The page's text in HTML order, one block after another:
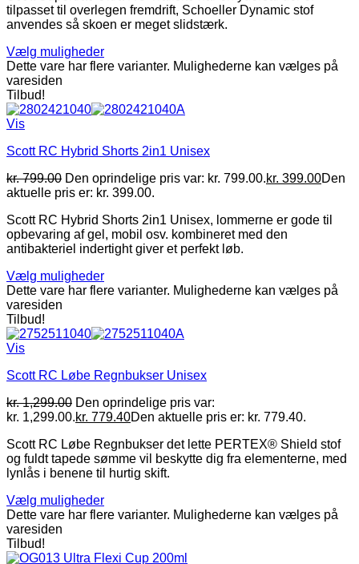
tilpasset til overlegen fremdrift, Schoeller Dynamic stof
anvendes så skoen er meget slidstærk.
Vælg muligheder
Dette vare har flere varianter. Mulighederne kan vælges på
varesiden
Tilbud!
Vis
Scott RC Hybrid Shorts 2in1 Unisex
kr.799.00 Den oprindelige pris var: kr. 799.00.kr. 399.00Den
aktuelle pris er: kr. 399.00.
Scott RC Hybrid Shorts 2in1 Unisex, lommerne er gode til
opbevaring af gel, mobil osv. kombineret med den
antibakteriel indertight giver et perfekt løb.
Vælg muligheder
Dette vare har flere varianter. Mulighederne kan vælges på
varesiden
Tilbud!
Vis
Scott RC Løbe Regnbukser Unisex
kr.1,299.00 Den oprindelige pris var:
kr. 1,299.00.kr. 779.40Den aktuelle pris er: kr. 779.40.
Scott RC Løbe Regnbukser det lette PERTEX® Shield stof
og fuldt tapede sømme vil beskytte dig fra elementerne, med
lynlås i benene til hurtig skift.
Vælg muligheder
Dette vare har flere varianter. Mulighederne kan vælges på
varesiden
Tilbud!